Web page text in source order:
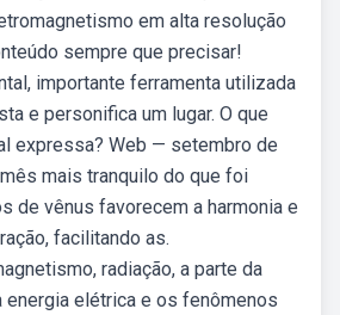
em alta resolução
sempre que precisar!
importante ferramenta utilizada
e personifica um lugar. O que
expressa? Web — setembro de
mais tranquilo do que foi
de vênus favorecem a harmonia e
facilitando as.
radiação, a parte da
elétrica e os fenômenos